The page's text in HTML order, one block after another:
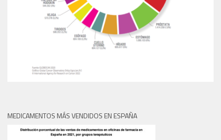
MEDICAMENTOS MÁS VENDIDOS EN ESPAÑA